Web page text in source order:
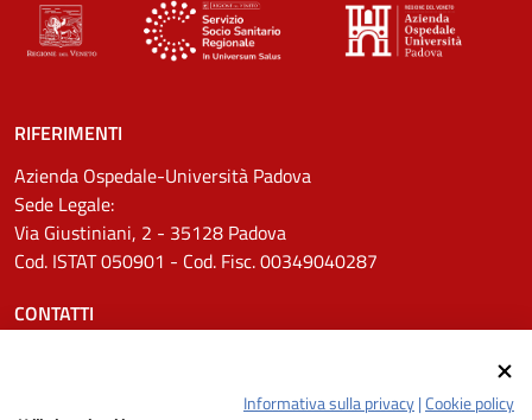
RIFERIMENTI
Azienda Ospedale-Università Padova
Sede Legale:
Via Giustiniani, 2 - 35128 Padova
Cod. ISTAT 050901 - Cod. Fisc. 00349040287
CONTATTI
Pec: protocollo.aopd@pecveneto.itInformativa sulla privacy|Cookie policy